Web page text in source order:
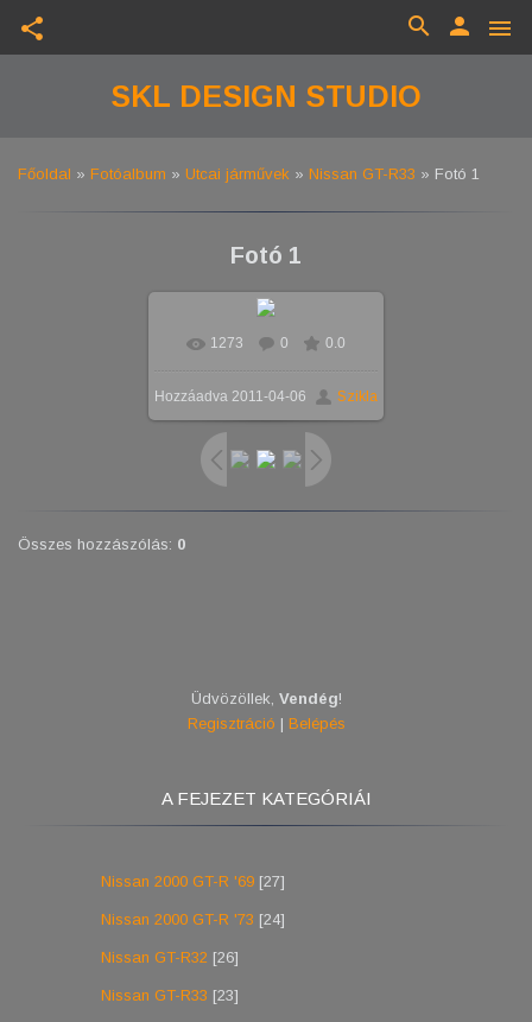
share menu
person
search
SKL DESIGN STUDIO
Főoldal » Fotóalbum » Utcai járművek » Nissan GT-R33 » Fotó 1
Fotó 1
1273 0 0.0
Hozzáadva 2011-04-06 Szikla
Összes hozzászólás: 0
Üdvözöllek Vendég!
Regisztráció | Belépés
A FEJEZET KATEGÓRIÁI
Nissan 2000 GT-R '69 [27]
Nissan 2000 GT-R '73 [24]
Nissan GT-R32 [26]
Nissan GT-R33 [23]